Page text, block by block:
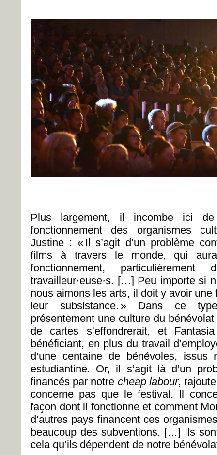
Plus largement, il incombe ici
fonctionnement des organismes
Justine : « Il s’agit d’un problème
films à travers le monde, qui
fonctionnement,
travailleur·euse·s. […] Peu importe si
nous aimons les arts, il doit y avoir une
leur subsistance. » Dans ce
présentement une culture du
de cartes s’effondrerait, et
bénéficiant, en plus du travail
d’une centaine de bénévoles, issus
estudiantine. Or, il s’agit là d’un
financés par notre cheap labour,
concerne pas que le festival. Il
façon dont il fonctionne et comment
d’autres pays financent ces
beaucoup des subventions. […] Ils
cela qu’ils dépendent de notre